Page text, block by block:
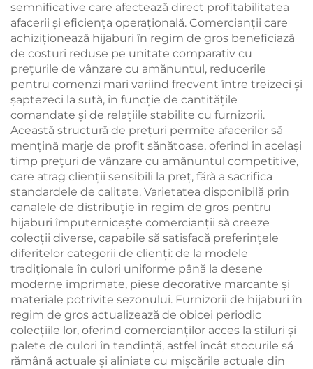
semnificative care afectează direct profitabilitatea
afacerii și eficiența operațională. Comercianții care
achiziționează hijaburi în regim de gros beneficiază
de costuri reduse pe unitate comparativ cu
prețurile de vânzare cu amănuntul, reducerile
pentru comenzi mari variind frecvent între treizeci și
șaptezeci la sută, în funcție de cantitățile
comandate și de relațiile stabilite cu furnizorii.
Această structură de prețuri permite afacerilor să
mențină marje de profit sănătoase, oferind în același
timp prețuri de vânzare cu amănuntul competitive,
care atrag clienții sensibili la preț, fără a sacrifica
standardele de calitate. Varietatea disponibilă prin
canalele de distribuție în regim de gros pentru
hijaburi împuternicește comercianții să creeze
colecții diverse, capabile să satisfacă preferințele
diferitelor categorii de clienți: de la modele
tradiționale în culori uniforme până la desene
moderne imprimate, piese decorative marcante și
materiale potrivite sezonului. Furnizorii de hijaburi în
regim de gros actualizează de obicei periodic
colecțiile lor, oferind comercianților acces la stiluri și
palete de culori în tendință, astfel încât stocurile să
rămână actuale și aliniate cu mișcările actuale din